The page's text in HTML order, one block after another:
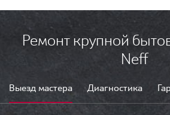
Ремонт крупной
Neff
Выезд мастера Диагностика